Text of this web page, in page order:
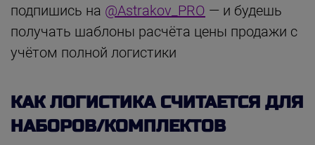
подпишись на @Astrakov_PRO — и будешь
получать шаблоны расчёта цены продажи с
учётом полной логистики
КАК ЛОГИСТИКА СЧИТАЕТСЯ ДЛЯ
НАБОРОВ/КОМПЛЕКТОВ